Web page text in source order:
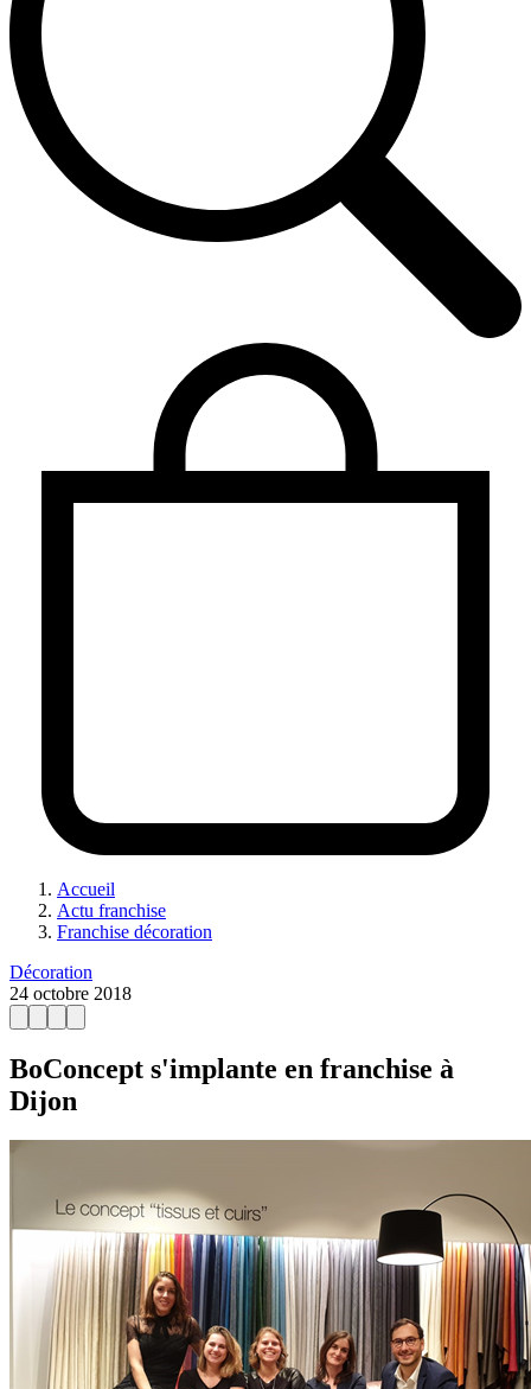
Accueil
Actu franchise
Franchise décoration
Décoration
24 octobre 2018
BoConcept s'implante en franchise à
Dijon